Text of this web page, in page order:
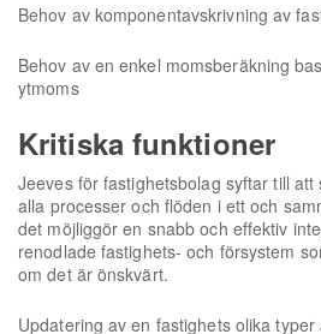
Behov av komponentavskrivning av
Behov av en enkel momsberäkning
ytmoms
Kritiska funktioner
Jeeves för fastighetsbolag syftar till
alla processer och flöden i ett och
det möjliggör en snabb och effektiv
renodlade fastighets- och försystem
om det är önskvärt.
Updatering av en fastighets olika